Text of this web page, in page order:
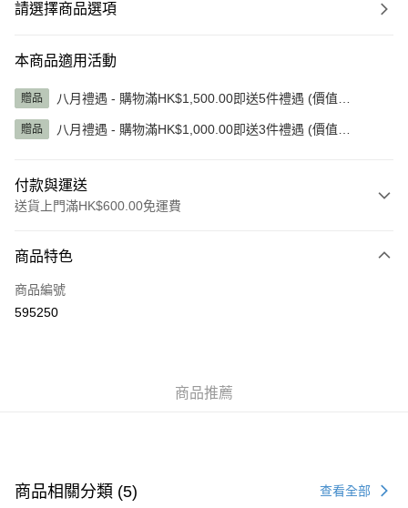
請選擇商品選項
本商品適用活動
贈品
八月禮遇 - 購物滿HK$1,500.00即送5件禮遇 (價值
贈品
八月禮遇 - 購物滿HK$1,000.00即送3件禮遇 (價值
付款與運送
送貨上門滿HK$600.00免運費
信用卡
AlipayHK
商品特色
商品編號
595250
商品推薦
商品相關分類 (5) 查看全部